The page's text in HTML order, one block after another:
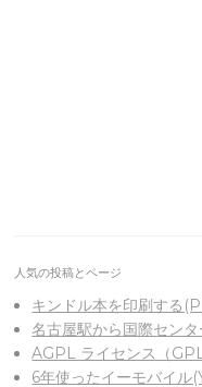
人気の投稿とページ
キンドル本を印刷する
名古屋駅から国際セン
AGPL ライセンス（
6年使ったイーモバイ